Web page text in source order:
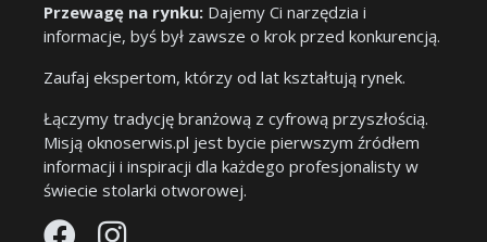
Przewagę na rynku: Dajemy Ci narzędzia i
informacje, byś był zawsze o krok przed konkurencją.
Zaufaj ekspertom, którzy od lat kształtują rynek.
Łączymy tradycję branżową z cyfrową przyszłością.
Misją oknoserwis.pl jest bycie pierwszym źródłem
informacji i inspiracji dla każdego profesjonalisty w
świecie stolarki otworowej.